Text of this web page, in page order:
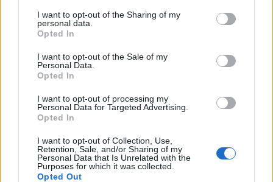
I want to opt-out of the Sharing of my
personal data.
Opted In
I want to opt-out of the Sale of my
Personal Data.
Opted In
I want to opt-out of processing my
Personal Data for Targeted Advertising.
Opted In
I want to opt-out of Collection, Use,
Retention, Sale, and/or Sharing of my
Personal Data that Is Unrelated with the
Purposes for which it was collected.
Opted Out
Líbí se:1
Poslední 3 příspěvky na mé zdi
Nemá žádné příspěvky
Zobrazit celou mou zeď